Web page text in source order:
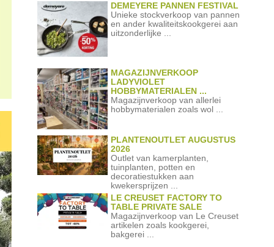
DEMEYERE PANNEN FESTIVAL
Unieke stockverkoop van pannen
en ander kwaliteitskookgerei aan
uitzonderlijke ...
MAGAZIJNVERKOOP
LADYVIOLET
HOBBYMATERIALEN ...
Magazijnverkoop van allerlei
hobbymaterialen zoals wol ...
PLANTENOUTLET AUGUSTUS
2026
Outlet van kamerplanten,
tuinplanten, potten en
decoratiestukken aan
kwekersprijzen ...
LE CREUSET FACTORY TO
TABLE PRIVATE SALE
Magazijnverkoop van Le Creuset
artikelen zoals kookgerei,
bakgerei ...